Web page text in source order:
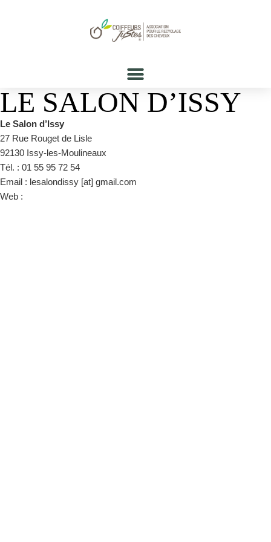
LE SALON D’ISSY
Le Salon d’Issy
27 Rue Rouget de Lisle
92130 Issy-les-Moulineaux
Tél. : 01 55 95 72 54
Email : lesalondissy [at] gmail.com
Web :